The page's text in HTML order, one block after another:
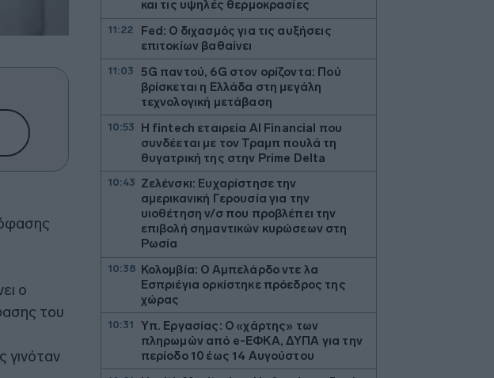
ο
του
γινόταν
και τις υψηλές θερμοκρασίες
11:22
Fed: Ο διχασμός για τις αυξήσεις
επιτοκίων βαθαίνει
11:03
5G παντού, 6G στον ορίζοντα: Πού
βρίσκεται η Ελλάδα στη μεγάλη
τεχνολογική μετάβαση
10:53
Η fintech εταιρεία AI Financial που
συνδέεται με τον Τραμπ πουλά τη
θυγατρική της στην Prime Delta
10:43 Ζελένσκι: Ευχαρίστησε την
αμερικανική Γερουσία για την
υιοθέτηση ν/σ που προβλέπει την
επιβολή σημαντικών κυρώσεων στη
Ρωσία
10:38 Κολομβία: Ο Αμπελάρδο ντε λα
Εσπριέγια ορκίστηκε πρόεδρος της
χώρας
10:31
Υπ. Εργασίας: Ο «χάρτης» των
πληρωμών από e-ΕΦΚΑ, ΔΥΠΑ για την
περίοδο 10 έως 14 Αυγούστου